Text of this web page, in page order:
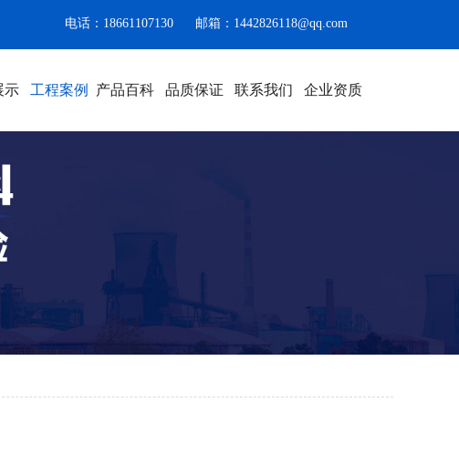
电话：18661107130 邮箱：1442826118@qq.com
示 工程案例 产品百科 品质保证 联系我们 企业资质